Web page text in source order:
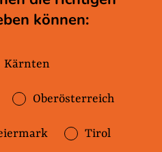
können:
Kärnten
Oberösterreich
Tirol